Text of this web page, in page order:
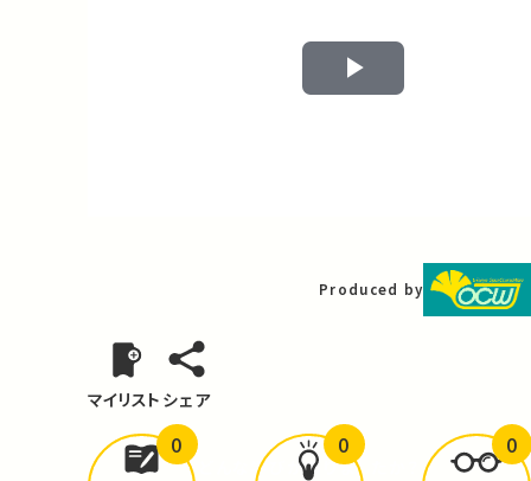
Play
Produced by
マイリスト シェア
どんな学びがありましたか？
0 0 0